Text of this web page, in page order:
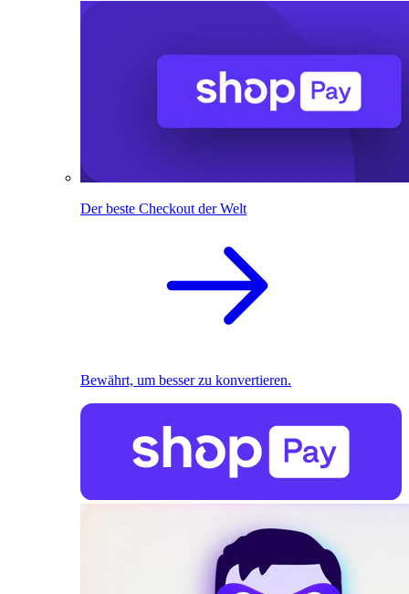
Der beste Checkout der Welt
Bewährt, um besser zu konvertieren.